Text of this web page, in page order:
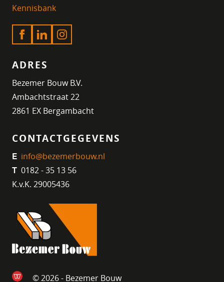
Kennisbank
ADRES
Bezemer Bouw B.V.
Ambachtstraat 22
2861 EX Bergambacht
CONTACTGEGEVENS
E info@bezemerbouw.nl
T 0182 - 35 13 56
K.v.K. 29005436
© 2026 - Bezemer Bouw